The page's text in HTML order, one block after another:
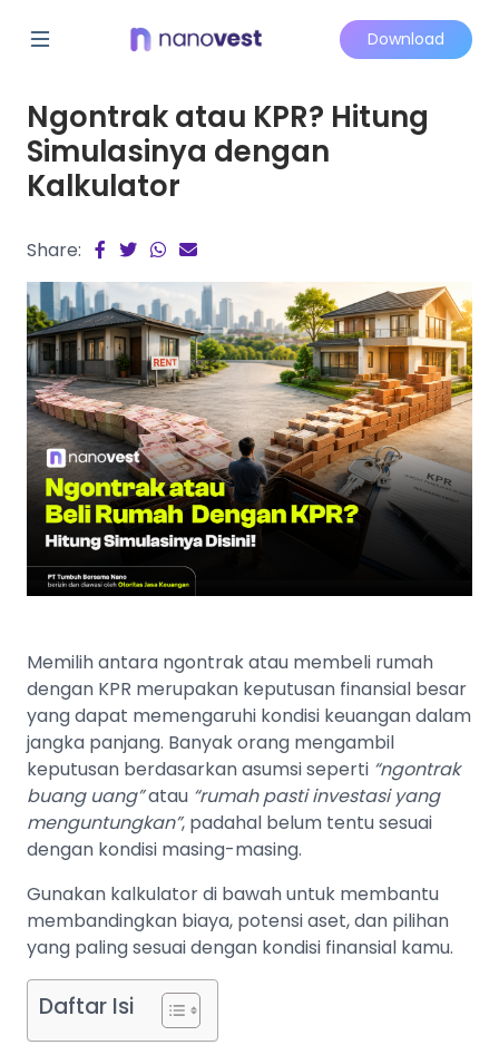
Download
Ngontrak atau KPR? Hitung
Simulasinya dengan
Kalkulator
Share:
Memilih antara ngontrak atau membeli rumah
dengan KPR merupakan keputusan finansial besar
yang dapat memengaruhi kondisi keuangan dalam
jangka panjang. Banyak orang mengambil
keputusan berdasarkan asumsi seperti “ngontrak
buang uang”atau “rumah pasti investasi yang
menguntungkan”, padahal belum tentu sesuai
dengan kondisi masing-masing.
Gunakan kalkulator di bawah untuk membantu
membandingkan biaya, potensi aset, dan pilihan
yang paling sesuai dengan kondisi finansial kamu.
Daftar Isi